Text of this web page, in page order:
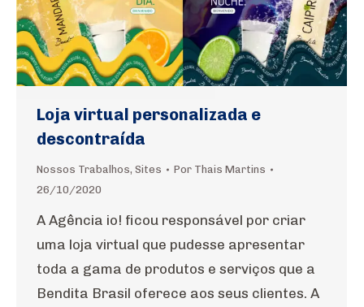
Loja virtual personalizada e
descontraída
Nossos Trabalhos, Sites Por Thais Martins
26/10/2020
A Agência io! ficou responsável por criar
uma loja virtual que pudesse apresentar
toda a gama de produtos e serviços que a
Bendita Brasil oferece aos seus clientes. A